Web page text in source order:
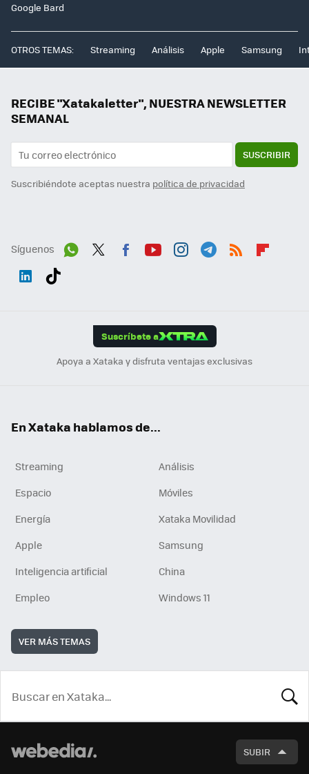
Google Bard
OTROS TEMAS: Streaming Análisis Apple Samsung
RECIBE "Xatakaletter", NUESTRA NEWSLETTER
SEMANAL
SUSCRIBIR
Suscribiéndote aceptas nuestra política de privacidad
Síguenos
Suscríbete a
Apoya a Xataka y disfruta ventajas exclusivas
En Xataka hablamos de...
Streaming
Análisis
Espacio
Móviles
Energía
Xataka Movilidad
Apple
Samsung
Inteligencia artificial
China
Empleo
Windows 11
VER MÁS TEMAS
SUBIR